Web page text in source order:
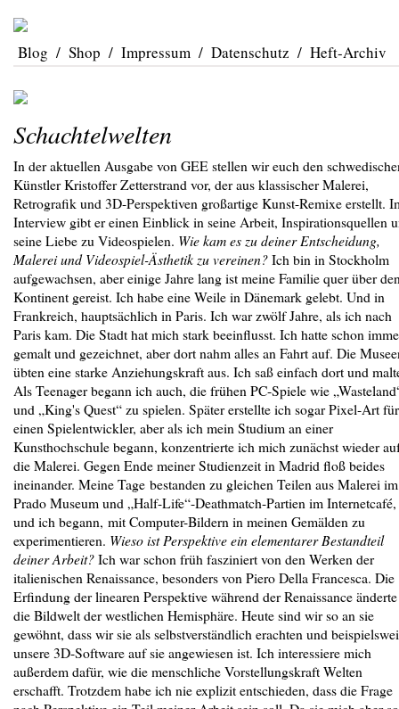
Blog / Shop / Impressum / Datenschutz / Heft-Archiv
Schachtelwelten
In der aktuellen Ausgabe von GEE stellen wir euch den
Künstler Kristoffer Zetterstrand vor, der aus klassischer Malerei,
Retrografik und 3D-Perspektiven großartige Kunst-Remixe erstellt.
Interview gibt er einen Einblick in seine Arbeit, Inspirationsquellen
seine Liebe zu Videospielen. Wie kam es zu deiner Entscheidung,
Malerei und Videospiel-Ästhetik zu vereinen?Ich bin in Stockholm
aufgewachsen, aber einige Jahre lang ist meine Familie quer über
Kontinent gereist. Ich habe eine Weile in Dänemark gelebt. Und in
Frankreich, hauptsächlich in Paris. Ich war zwölf Jahre, als ich nach
Paris kam. Die Stadt hat mich stark beeinflusst. Ich hatte schon
gemalt und gezeichnet, aber dort nahm alles an Fahrt auf. Die
übten eine starke Anziehungskraft aus. Ich saß einfach dort und
Als Teenager begann ich auch, die frühen PC-Spiele wie
und „King's Quest“ zu spielen. Später erstellte ich sogar Pixel-Art für
einen Spielentwickler, aber als ich mein Studium an einer
Kunsthochschule begann, konzentrierte ich mich zunächst wieder
die Malerei. Gegen Ende meiner Studienzeit in Madrid floß beides
ineinander. Meine Tage bestanden zu gleichen Teilen aus Malerei im
Prado Museum und „Half-Life“-Deathmatch-Partien im Internetcafé,
und ich begann, mit Computer-Bildern in meinen Gemälden zu
experimentieren. Wieso ist Perspektive ein elementarer Bestandteil
deiner Arbeit?Ich war schon früh fasziniert von den Werken der
italienischen Renaissance, besonders von Piero Della Francesca. Die
Erfindung der linearen Perspektive während der Renaissance änderte
die Bildwelt der westlichen Hemisphäre. Heute sind wir so an sie
gewöhnt, dass wir sie als selbstverständlich erachten und
unsere 3D-Software auf sie angewiesen ist. Ich interessiere mich
außerdem dafür, wie die menschliche Vorstellungskraft Welten
erschafft. Trotzdem habe ich nie explizit entschieden, dass die Frage